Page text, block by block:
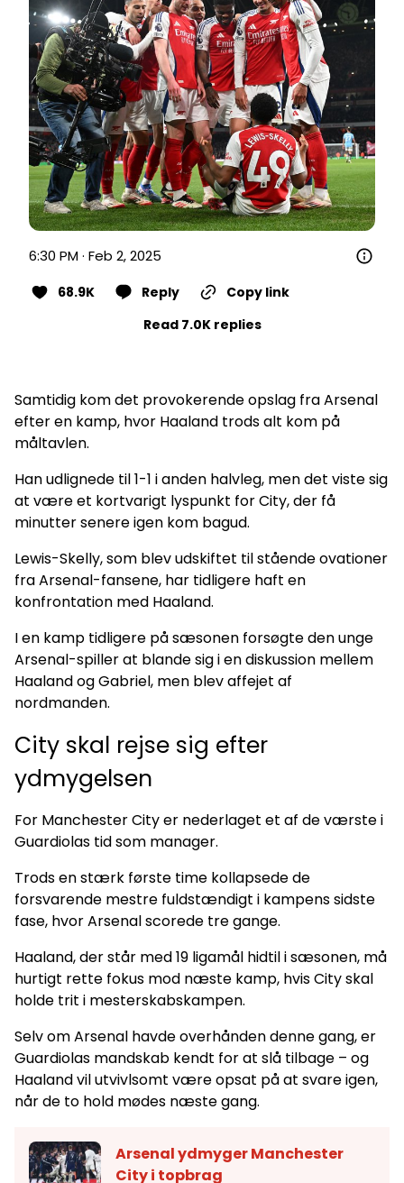
6:30 PM · Feb 2, 2025
68.9K Reply
Copy link
Read 7.0K replies
Samtidig kom det provokerende opslag fra Arsenal
efter en kamp, hvor Haaland trods alt kom på
måltavlen.
Han udlignede til 1-1 i anden halvleg, men det viste sig
at være et kortvarigt lyspunkt for City, der få
minutter senere igen kom bagud.
Lewis-Skelly, som blev udskiftet til stående ovationer
fra Arsenal-fansene, har tidligere haft en
konfrontation med Haaland.
I en kamp tidligere på sæsonen forsøgte den unge
Arsenal-spiller at blande sig i en diskussion mellem
Haaland og Gabriel, men blev affejet af
nordmanden.
City skal rejse sig efter
ydmygelsen
For Manchester City er nederlaget et af de værste i
Guardiolas tid som manager.
Trods en stærk første time kollapsede de
forsvarende mestre fuldstændigt i kampens sidste
fase, hvor Arsenal scorede tre gange.
Haaland, der står med 19 ligamål hidtil i sæsonen, må
hurtigt rette fokus mod næste kamp, hvis City skal
holde trit i mesterskabskampen.
Selv om Arsenal havde overhånden denne gang, er
Guardiolas mandskab kendt for at slå tilbage – og
Haaland vil utvivlsomt være opsat på at svare igen,
når de to hold mødes næste gang.
Arsenal ydmyger Manchester
City i topbrag